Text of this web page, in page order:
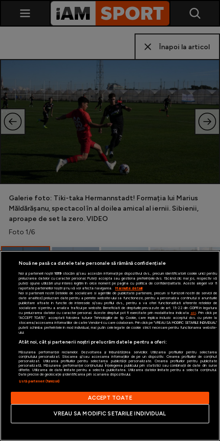
SuperLiga
Cupa României
Echipa Națională
U21
Fotbal feminin
Inedit
Clasamente
Champions League
Europa League
CM 2026
Premier League
Înapoi la articol
Galerie foto: Tiki-taka Hermannstadt! Formația lui Marius
Măldărășanu, spectacol în al doilea amical al iernii. Sibienii,
aproape de set la zero. VIDEO
Foto 1/6
Nouă ne pasă ca datele tale personale să rămână confidențiale
Noi și partenerii noștri 1019stocăm și/sau accesăm informații pe dispozitivul dvs., precum identificatorii cookie unici pentru
prelucrarea datelor cu caracter personal. Puteți accepta sau gestiona preferințele dvs. făcând clic mai jos, respectiv vă
puteți opune utilizării unui interes legitim în orice moment pe pagina cu politica de confidențialitate. Aceste alegeri vor fi
raportate partenerilor noștri și nu vă vor afecta navigarea.
Mai multe detalii
Noi si partenerii nostri (retelele de socializare si agentiile de publicitate partenere, precum si furnizorii nostri de servicii de
date analitice) prelucram date pentru a permite website-ului sa functioneze, pentru a personaliza continutul si anunturile
publicitare afisate in functie de interesele si/sau profilul dvs., pentru a va oferi functionalitati aferente retelelor de
socializare si pentru a analiza traficul pe website. Beneficiati de drepturile prevazute de art. 15-22 din GDPR in legatura
cu prelucrarea datelor cu caracter personal. Aceste drepturi pot fi exercitate prin modalitatea indicata aici. Prin click pe
“ACCEPT TOATE”, acceptati folosirea tuturor Tehnologiilor de tip Cookie, care implica inclusiv acceptul dvs. cu privire la
stocarea/accesarea informatiilor de catre Vendor-ii cu care colaboram. Prin click pe “VREAU SA MODIFIC SETARILE INDIVIDUAL”
puteti schimba preferintele in mod individual, mai putin cele legate de cookie strict necesare pentru functionarea website-
ului.
Atât noi, cât și partenerii noștri prelucrăm datele pentru a oferi:
Măsurarea performanței reclamelor. Dezvoltarea și îmbunătățirea serviciilor. Utilizarea profilurilor pentru selectarea
conținutului personalizat. Stocarea și/sau accesarea informațiilor de pe un dispozitiv. Crearea profilurilor de conținut
personalizat. Utilizarea profilurilor pentru selectarea publicității personalizate. Crearea profilurilor pentru publicitate
personalizată. Măsurarea performanței conținutului. Înțelegerea publicului prin statistici sau combinații de date din surse
diferite. Utilizarea de date limitate pentru a selecta publicitatea. Utilizarea datelor limitate pentru a selecta conținutul.
Date precise de geolocație și identificarea prin scanarea dispozitivului.
Listă parteneri (furnizori)
ACCEPT TOATE
VREAU SA MODIFIC SETARILE INDIVIDUAL